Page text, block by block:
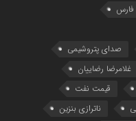
صدای پتروشیمی
غلامرضا رضاییان
قیمت نفت
ناترازی بنزین